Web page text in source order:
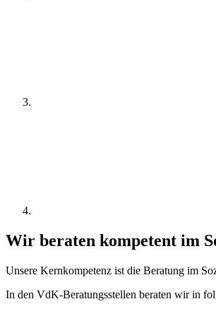
Wir beraten kompetent im
Unsere Kernkompetenz ist die Beratung im
In den VdK-Beratungsstellen beraten wir in